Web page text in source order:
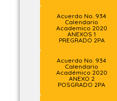
Acuerdo No. 934
Calendario
Academico 2020
ANEXOS 1
PREGRADO 2PA
Acuerdo No. 934
Calendario
Académico 2020
ANEXO 2
POSGRADO 2PA